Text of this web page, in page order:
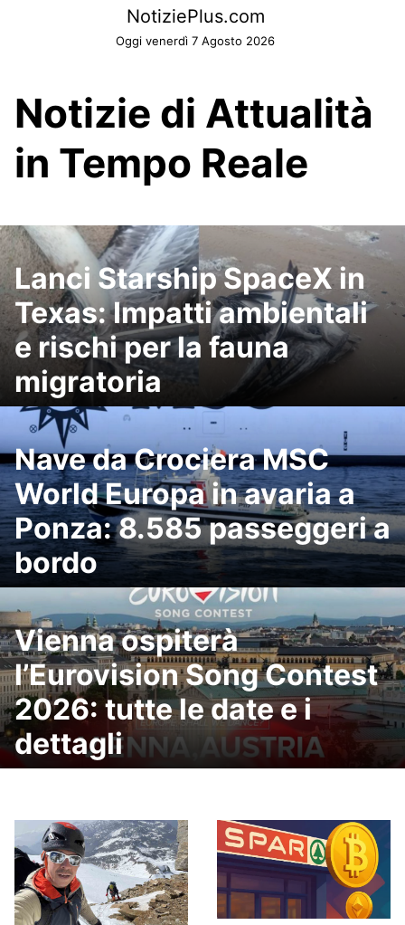
NotiziePlus.com
Oggi venerdì 7 Agosto 2026
Notizie di Attualità
in Tempo Reale
Lanci Starship SpaceX in
Texas: Impatti ambientali
e rischi per la fauna
migratoria
Nave da Crociera MSC
World Europa in avaria a
Ponza: 8.585 passeggeri a
bordo
Vienna ospiterà
l’Eurovision Song Contest
2026: tutte le date e i
dettagli